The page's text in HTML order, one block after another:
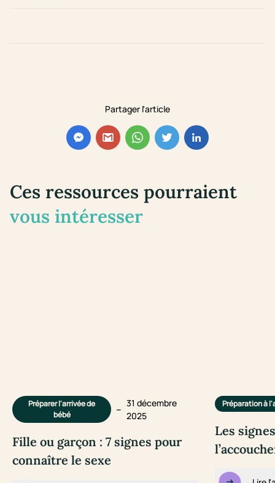
Partager l'article
Ces ressources pourraient
vous intéresser
Préparer l'arrivée de
bébé
– 31 décembre
2025
Fille ou garçon : 7 signes pour
connaître le sexe
Préparation à
Les